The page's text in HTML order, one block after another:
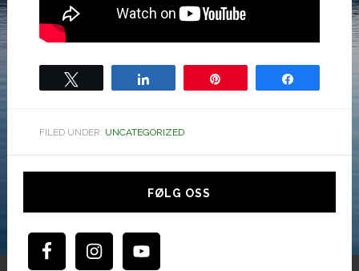
FILED UNDER: UNCATEGORIZED
Hoved
FØLG OSS